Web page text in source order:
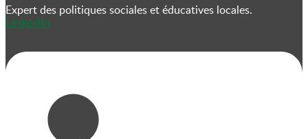
Expert des politiques sociales et éducatives locales.
Linkedin